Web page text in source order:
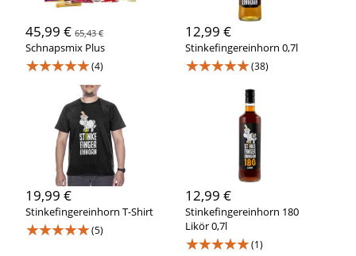
45,99 €65,43 €
Schnapsmix Plus
★★★★★(4)
12,99 €
Stinkefingereinhorn 0,7l
★★★★★(38)
19,99 €
Stinkefingereinhorn T-Shirt
★★★★★(5)
12,99 €
Stinkefingereinhorn 180
Likör 0,7l
★★★★★(1)